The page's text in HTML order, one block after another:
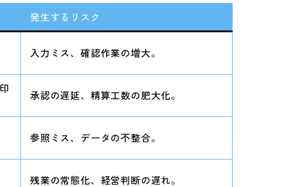
発生するリスク
入力ミス、確認作業の増大。
承認の遅延、精算工数の肥大化。
参照ミス、データの不整合。
残業の常態化、経営判断の遅れ。